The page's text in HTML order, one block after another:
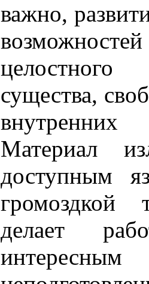
важно,
существа,
Материал
доступным
громоздкой
делает